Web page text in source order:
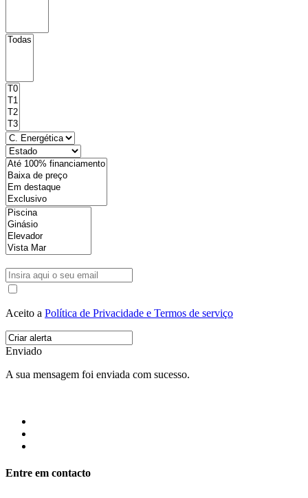
Aceito a Política de Privacidade e Termos de serviço
Enviado
A sua mensagem foi enviada com sucesso.
Entre em contacto